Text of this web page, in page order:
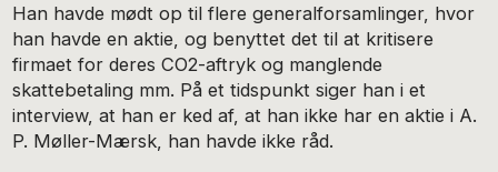
Han havde mødt op til flere generalforsamlinger, hvor
han havde en aktie, og benyttet det til at kritisere
firmaet for deres CO2-aftryk og manglende
skattebetaling mm. På et tidspunkt siger han i et
interview, at han er ked af, at han ikke har en aktie i A.
P. Møller-Mærsk, han havde ikke råd.